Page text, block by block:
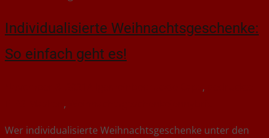
Individualisierte Weihnachtsgeschenke:
So einfach geht es!
,
,
Wer individualisierte Weihnachtsgeschenke unter den